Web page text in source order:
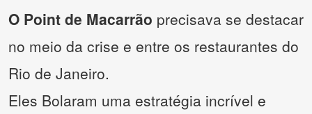
O Point de Macarrão precisava se destacar
no meio da crise e entre os restaurantes do
Rio de Janeiro.
Eles Bolaram uma estratégia incrível e